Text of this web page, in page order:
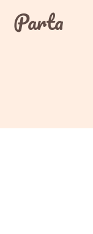
contentParta